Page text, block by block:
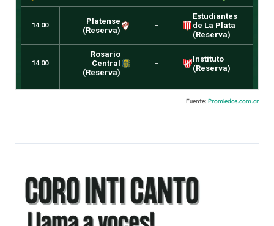
Fuente: Promiedos.com.ar